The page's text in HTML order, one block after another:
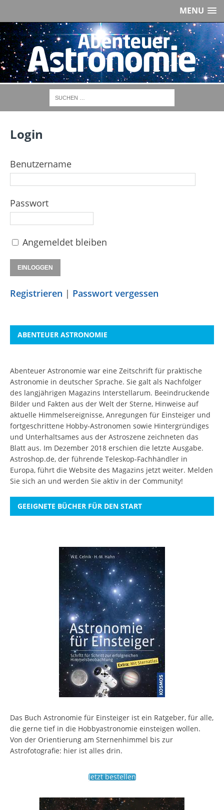
MENU
Login
Benutzername
Passwort
Angemeldet bleiben
Registrieren | Passwort vergessen
ABENTEUER ASTRONOMIE
Abenteuer Astronomie war eine Zeitschrift für praktische
Astronomie in deutscher Sprache. Sie galt als Nachfolger
des langjährigen Magazins Interstellarum. Beeindruckende
Bilder und Fakten aus der Welt der Sterne, Hinweise auf
aktuelle Himmelsereignisse, Anregungen für Einsteiger und
fortgeschrittene Hobby-Astronomen sowie Hintergründiges
und Unterhaltsames aus der Astroszene zeichneten das
Blatt aus. Im Dezember 2018 erschien die letzte Ausgabe.
Astroshop.de, der führende Teleskop-Fachhändler in
Europa, führt die Website des Magazins jetzt weiter. Melden
Sie sich an und werden Sie aktiv in der Community!
GEEIGNETE BÜCHER FÜR DEN START
Das Buch Astronomie für Einsteiger ist ein Ratgeber, für alle,
die gerne tief in die Hobbyastronomie einsteigen wollen.
Von der Orientierung am Sternenhimmel bis zur
Astrofotografie: hier ist alles drin.
Jetzt bestellen